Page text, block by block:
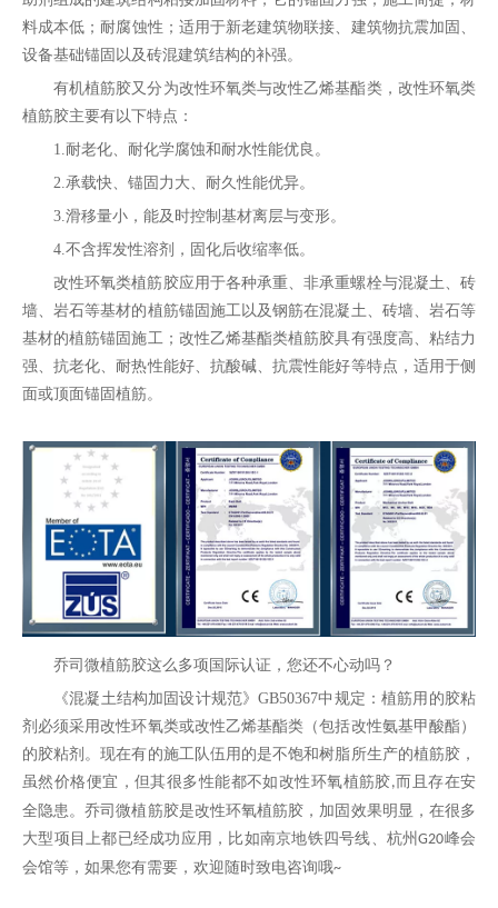
料成本低；耐腐蚀性；适用于新老建筑物联接、建筑物抗震加固、
设备基础锚固以及砖混建筑结构的补强。
有机植筋胶又分为改性环氧类与改性乙烯基酯类，改性环氧类
植筋胶主要有以下特点：
1.耐老化、耐化学腐蚀和耐水性能优良。
2.承载快、锚固力大、耐久性能优异。
3.滑移量小，能及时控制基材离层与变形。
4.不含挥发性溶剂，固化后收缩率低。
改性环氧类植筋胶应用于各种承重、非承重螺栓与混凝土、砖
墙、岩石等基材的植筋锚固施工以及钢筋在混凝土、砖墙、岩石等
基材的植筋锚固施工；改性乙烯基酯类植筋胶具有强度高、粘结力
强、抗老化、耐热性能好、抗酸碱、抗震性能好等特点，适用于侧
面或顶面锚固植筋。
乔司微植筋胶这么多项国际认证，您还不心动吗？
《混凝土结构加固设计规范》GB50367中规定：植筋用的胶粘
剂必须采用改性环氧类或改性乙烯基酯类（包括改性氨基甲酸酯）
的胶粘剂。现在有的施工队伍用的是不饱和树脂所生产的植筋胶，
虽然价格便宜，但其很多性能都不如改性环氧植筋胶,而且存在安
全隐患。乔司微植筋胶是改性环氧植筋胶，加固效果明显，在很多
大型项目上都已经成功应用，比如南京地铁四号线、杭州G20峰会
会馆等，如果您有需要，欢迎随时致电咨询哦~